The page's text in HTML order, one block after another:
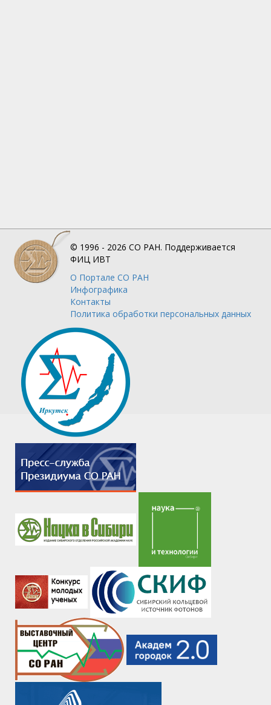
© 1996 - 2026 СО РАН. Поддерживается
ФИЦ ИВТ
О Портале СО РАН
Инфографика
Контакты
Политика обработки персональных данных